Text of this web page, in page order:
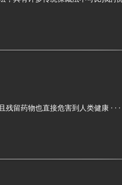
药物也直接危害到人类健康 · · · ·